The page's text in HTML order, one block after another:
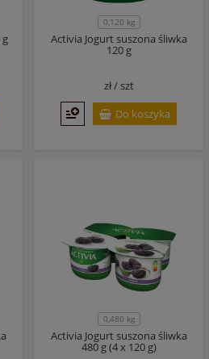
0,120 kg
Activia Jogurt suszona śliwka
120 g
zł /szt
Do koszyka
0,480 kg
Activia Jogurt suszona śliwka
480 g (4 x 120 g)